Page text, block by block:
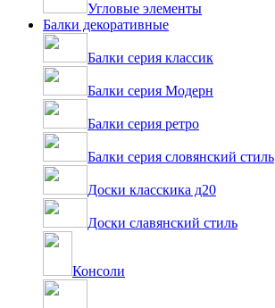
Угловые элементы
Балки декоративные
Балки серия классик
Балки серия Модерн
Балки серия ретро
Балки серия словянский стиль
Доски класскика д20
Доски славянский стиль
Консоли